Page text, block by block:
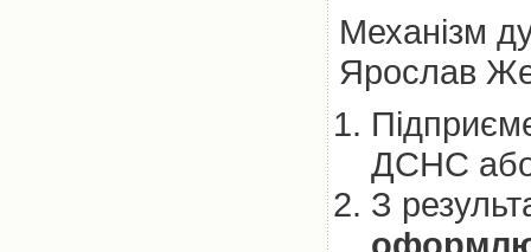
Механізм
Ярослав
ДСНС або
З